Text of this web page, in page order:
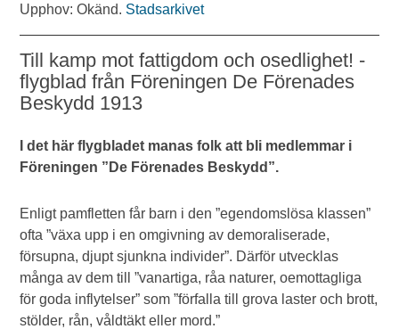
Upphov: Okänd. Stadsarkivet
Till kamp mot fattigdom och osedlighet! -
flygblad från Föreningen De Förenades
Beskydd 1913
I det här flygbladet manas folk att bli medlemmar i
Föreningen ”De Förenades Beskydd”.
Enligt pamfletten får barn i den ”egendomslösa klassen”
ofta ”växa upp i en omgivning av demoraliserade,
försupna, djupt sjunkna individer”. Därför utvecklas
många av dem till ”vanartiga, råa naturer, oemottagliga
för goda inflytelser” som ”förfalla till grova laster och brott,
stölder, rån, våldtäkt eller mord.”